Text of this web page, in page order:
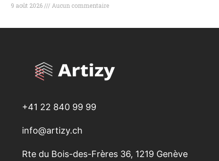
9 août 2026 Aucun commentaire
+41 22 840 99 99
info@artizy.ch
Rte du Bois-des-Frères 36, 1219 Genève